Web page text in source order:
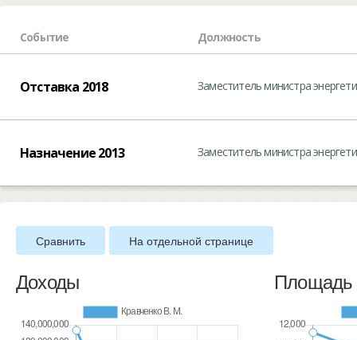
Событие Должность
Отставка 2018 Заместитель министра
Назначение 2013 Заместитель министра
Сравнить На отдельной странице
Доходы Площадь